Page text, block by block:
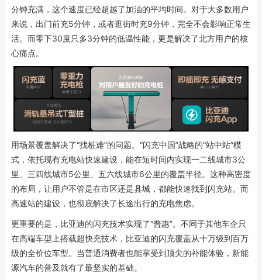
分钟充满，这个速度已经超越了加油的平均时间。对于大多数用户
来说，出门前充5分钟，或者逛街时充9分钟，完全不会影响正常生
活。而零下30度只多3分钟的低温性能，更是解决了北方用户的核
心痛点。
用场景覆盖解决了“找桩难”的问题。“闪充中国”战略的“站中站”模
式，依托现有充电站快速建设，能在短时间内实现一二线城市3公
里、三四线城市5公里、五六线城市6公里的覆盖半径。这种高密度
的布局，让用户不管是在市区还是县城，都能快速找到闪充站。而
高速站的建设，也彻底解决了长途出行的充电焦虑。
更重要的是，比亚迪的闪充技术实现了“普惠”。不同于其他车企只
在高端车型上搭载超快充技术，比亚迪的闪充覆盖从十万级到百万
级的全价位车型。当普通消费者也能享受到顶尖的补能体验，新能
源汽车的普及就有了最坚实的基础。